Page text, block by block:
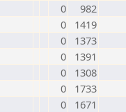
0
982
0
1419
0
1373
0
1391
0
1308
0
1733
0
1671